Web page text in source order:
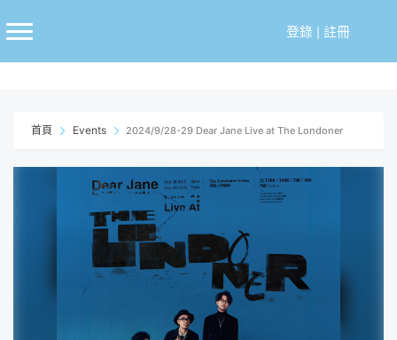
至
登錄| 註冊
首頁 Events 2024/9/28-29 Dear Jane Live at The Londoner